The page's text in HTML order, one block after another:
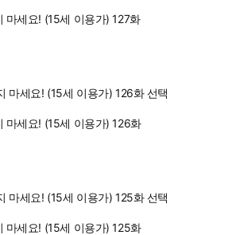
마세요! (15세 이용가) 127화
마세요! (15세 이용가) 126화 선택
마세요! (15세 이용가) 126화
마세요! (15세 이용가) 125화 선택
마세요! (15세 이용가) 125화